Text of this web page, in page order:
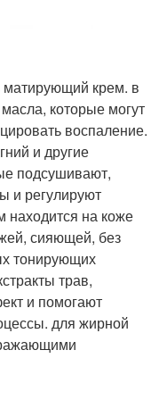
матирующий крем. в
которые могут
воспаление.
и другие
подсушивают,
и регулируют
находится на коже
сияющей, без
тонирующих
трав,
и помогают
для жирной